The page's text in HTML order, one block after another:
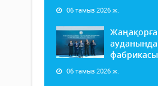
06 тамыз 2026 ж.
ауданында
06 тамыз 2026 ж.